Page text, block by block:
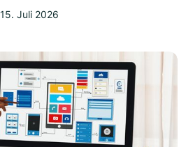
15. Juli 2026